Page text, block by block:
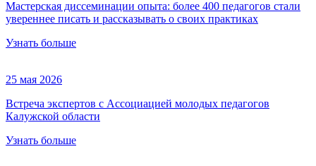
Мастерская диссеминации опыта: более 400 педагогов стали
увереннее писать и рассказывать о своих практиках
Узнать больше
25 мая 2026
Встреча экспертов с Ассоциацией молодых педагогов
Калужской области
Узнать больше